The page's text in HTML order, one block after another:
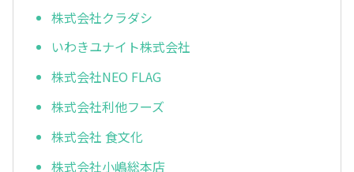
株式会社クラダシ
いわきユナイト株式会社
株式会社NEO FLAG
株式会社利他フーズ
株式会社 食文化
株式会社小嶋総本店